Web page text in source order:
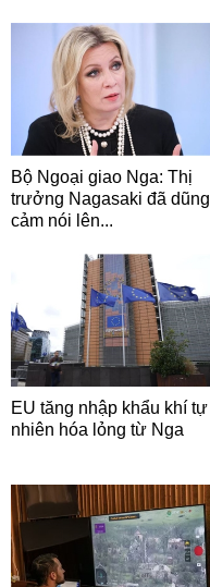
Bộ Ngoại giao Nga: Thị
trưởng Nagasaki đã dũng
cảm nói lên...
EU tăng nhập khẩu khí tự
nhiên hóa lỏng từ Nga